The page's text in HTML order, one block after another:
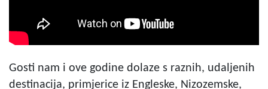
Gosti nam i ove godine dolaze s raznih, udaljenih
destinacija, primjerice iz Engleske, Nizozemske,